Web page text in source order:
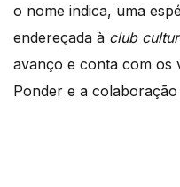
o nome indica, uma
endereçada à club
avanço e conta com os
Ponder e a colaboração